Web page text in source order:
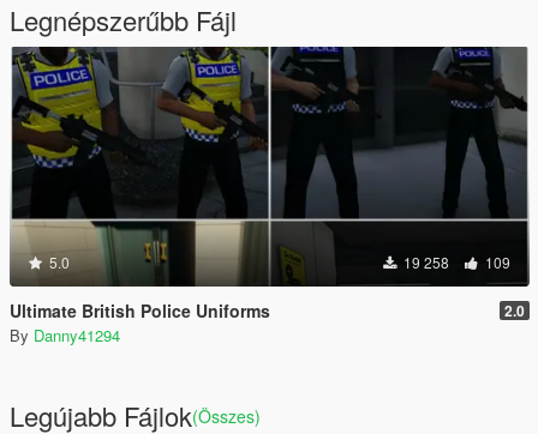
Legnépszerűbb Fájl
5.0 19 258 109
Ultimate British Police Uniforms 2.0
By Danny41294
Legújabb Fájlok(Összes)